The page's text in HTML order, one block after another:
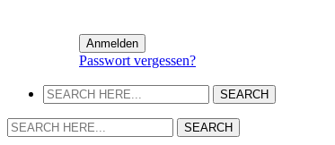
Passwort vergessen?